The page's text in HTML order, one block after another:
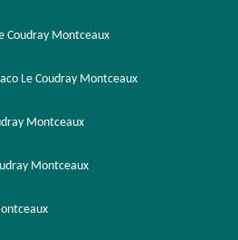
Coudray Montceaux
Le Coudray Montceaux
Montceaux
Montceaux